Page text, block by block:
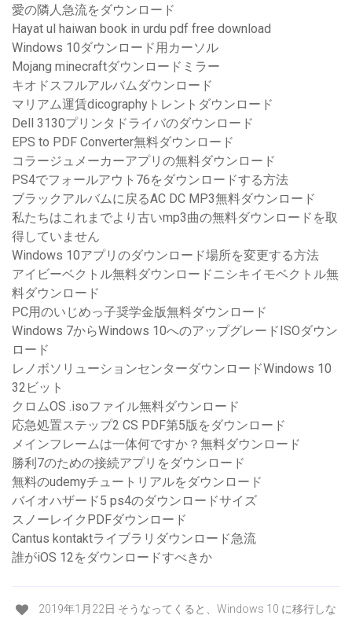
愛の隣人急流をダウンロード
Hayat ul haiwan book in urdu pdf free download
Windows 10ダウンロード用カーソル
Mojang minecraftダウンロードミラー
キオドスフルアルバムダウンロード
マリアム運賃dicographyトレントダウンロード
Dell 3130プリンタドライバのダウンロード
EPS to PDF Converter無料ダウンロード
コラージュメーカーアプリの無料ダウンロード
PS4でフォールアウト76をダウンロードする方法
ブラックアルバムに戻るAC DC MP3無料ダウンロード
私たちはこれまでより古いmp3曲の無料ダウンロードを取
得していません
Windows 10アプリのダウンロード場所を変更する方法
アイビーベクトル無料ダウンロードニシキイモベクトル無
料ダウンロード
PC用のいじめっ子奨学金版無料ダウンロード
Windows 7からWindows 10へのアップグレードISOダウン
ロード
レノボソリューションセンターダウンロードWindows 10
32ビット
クロムOS .isoファイル無料ダウンロード
応急処置ステップ2 CS PDF第5版をダウンロード
メインフレームは一体何ですか？無料ダウンロード
勝利7のための接続アプリをダウンロード
無料のudemyチュートリアルをダウンロード
バイオハザード5 ps4のダウンロードサイズ
スノーレイクPDFダウンロード
Cantus kontaktライブラリダウンロード急流
誰がiOS 12をダウンロードすべきか
2019年1月22日 そうなってくると、Windows 10 に移行しな